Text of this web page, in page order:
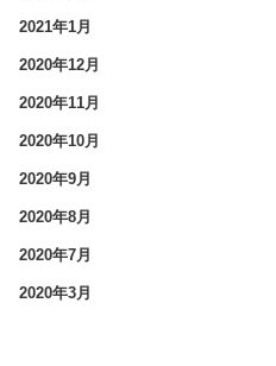
2021年1月
2020年12月
2020年11月
2020年10月
2020年9月
2020年8月
2020年7月
2020年3月